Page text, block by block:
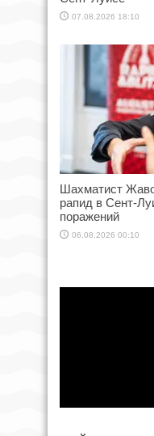
07.08.2026 18:10
Шахматист
рапид в Сент-
поражений
06.08.2026 00:10